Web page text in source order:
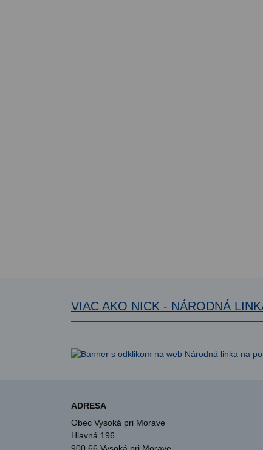
VIAC AKO NICK - NÁRODNÁ
ADRESA
Obec Vysoká pri Morave
Hlavná 196